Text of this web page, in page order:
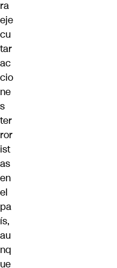
ra
eje
cu
tar
ac
cio
ne
s
ter
ror
ist
as
en
el
pa
ís,
au
nq
ue